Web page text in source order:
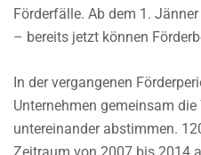
Förderfälle. Ab dem 1.
– bereits jetzt können
In der vergangenen
Unternehmen gemeinsam
untereinander abstimmen.